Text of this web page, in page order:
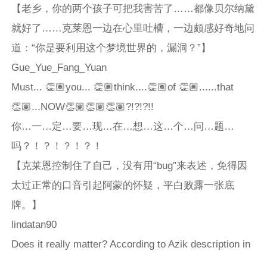
【老乡，你的两个孩子可把我害苦了……都像贝尔纳黛
就好了……克莱恩一边在心里吐槽，一边颇感好奇地问
道：“你是要利用这个梦境世界的，漏洞？”】
Gue_Yue_Fang_Yuan
Must... 👏🏽you... 👏🏽think....👏🏽of 👏🏽......that
👏🏽...NOW👏🏽👏🏽👏🏽?!?!?!!
你…一…定…要…现…在…想…这…个…问…题…
吗？！？！？！？！
【克莱恩控制住了自己，没有用“bug”来表述，免得因
太过正常的口音引起阿蒙的怀疑，平白败露一张底
牌。】
lindatan90
Does it really matter? According to Azik description in